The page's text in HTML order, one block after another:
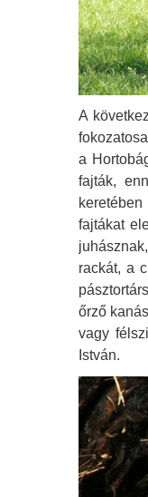
A
a
fajták,
fajtákat
rackát, a
őrző
vagy
István.